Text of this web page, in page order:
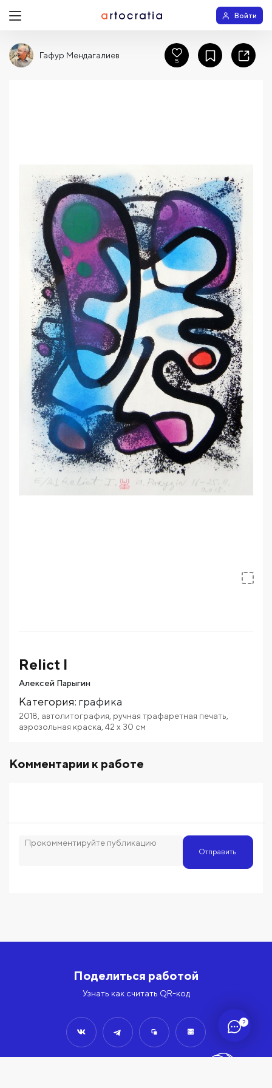
?
Войти
Relict I
Алексей Парыгин
Категория: графика
2018 автолитография ручная трафаретная печать
аэрозольная краска 42 x 30 см
Комментарии к работе
Отправить
Гафур Мендагалиев
5
Поделиться работой
Узнать как считать QR-код